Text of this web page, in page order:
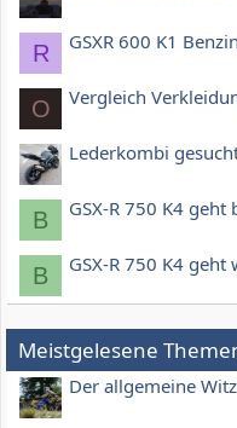
R GSXR 600 K1
O Vergleich
Lederkombi
B GSX-R 750 K4
B GSX-R 750 K4
Meistgelesene
Der allgemeine